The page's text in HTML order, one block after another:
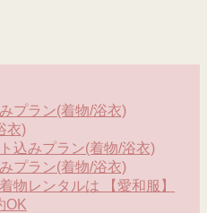
プラン(着物/浴衣)
衣)
込みプラン(着物/浴衣)
プラン(着物/浴衣)
物レンタルは 【愛和服】
OK